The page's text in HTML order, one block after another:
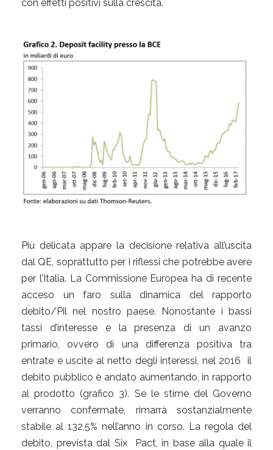
con effetti positivi sulla crescita.
Più delicata appare la decisione relativa all’uscita
dal QE, soprattutto per i riflessi che potrebbe avere
per l’Italia. La Commissione Europea ha di recente
acceso un faro sulla dinamica del rapporto
debito/Pil nel nostro paese. Nonostante i bassi
tassi d’interesse e la presenza di un avanzo
primario, ovvero di una differenza positiva tra
entrate e uscite al netto degli interessi, nel 2016 il
debito pubblico è andato aumentando, in rapporto
al prodotto (grafico 3). Se le stime del Governo
verranno confermate, rimarrà sostanzialmente
stabile al 132,5% nell’anno in corso. La regola del
debito, prevista dal Six Pact, in base alla quale il